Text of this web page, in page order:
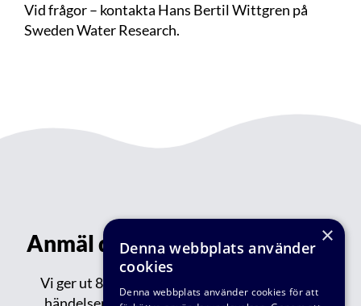
Vid frågor – kontakta Hans Bertil Wittgren på
Sweden Water Research.
Anmäl dig till vårt nyhetsbrev!
Vi ger ut 8-9 nyhetsbrev varje år med aktuella
×
Denna webbplats använder
cookies
Denna webbplats använder cookies för att